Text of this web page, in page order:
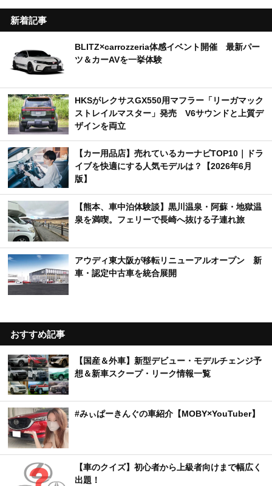
新着記事
BLITZ×carrozzeria体感イベント開催 最新パー
ツ＆カーAVを一挙体験
HKSがレクサスGX550用マフラー「リーガマック
ストレイルマスター」発売 V6サウンドと上質デ
ザインを両立
【カー用品店】売れているカーナビTOP10｜ドラ
イブを快適にする人気モデルは？【2026年6月
版】
【熊本、車中泊体験談】黒川温泉・阿蘇・地獄温
泉を満喫。フェリーで長崎へ抜ける子連れ旅
アウディ東大阪が移転リニューアルオープン 新
車・認定中古車を統合展開
おすすめ記事
【国産＆外車】新型デビュー・モデルチェンジ予
想＆新車スクープ・リーク情報一覧
#みぃぱーきんぐの車紹介【MOBY×YouTuber】
【車のクイズ】初心者から上級者向けまで幅広く
出題！